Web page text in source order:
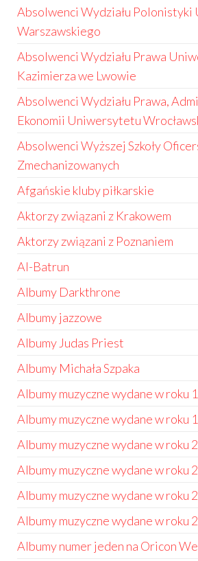
Absolwenci Wydziału
Warszawskiego
Absolwenci Wydziału Prawa
Kazimierza we Lwowie
Absolwenci Wydziału Prawa,
Ekonomii Uniwersytetu
Absolwenci Wyższej Szkoły
Zmechanizowanych
Afgańskie kluby piłkarskie
Aktorzy związani z Krakowem
Aktorzy związani z Poznaniem
Al-Batrun
Albumy Darkthrone
Albumy jazzowe
Albumy Judas Priest
Albumy Michała Szpaka
Albumy muzyczne wydane w roku
Albumy muzyczne wydane w roku
Albumy muzyczne wydane w roku
Albumy muzyczne wydane w roku
Albumy muzyczne wydane w roku
Albumy muzyczne wydane w roku
Albumy numer jeden na Oricon